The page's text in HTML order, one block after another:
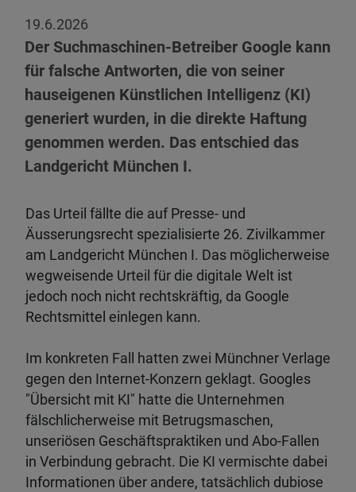
19.6.2026
Der Suchmaschinen-Betreiber Google kann
für falsche Antworten, die von seiner
hauseigenen Künstlichen Intelligenz (KI)
generiert wurden, in die direkte Haftung
genommen werden. Das entschied das
Landgericht München I.
Das Urteil fällte die auf Presse- und
Äusserungsrecht spezialisierte 26. Zivilkammer
am Landgericht München I. Das möglicherweise
wegweisende Urteil für die digitale Welt ist
jedoch noch nicht rechtskräftig, da Google
Rechtsmittel einlegen kann.
Im konkreten Fall hatten zwei Münchner Verlage
gegen den Internet-Konzern geklagt. Googles
"Übersicht mit KI" hatte die Unternehmen
fälschlicherweise mit Betrugsmaschen,
unseriösen Geschäftspraktiken und Abo-Fallen
in Verbindung gebracht. Die KI vermischte dabei
Informationen über andere, tatsächlich dubiose